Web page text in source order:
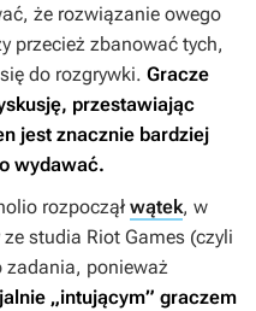
że rozwiązanie owego
przecież zbanować tych,
do rozgrywki. Gracze
przestawiając
jest znacznie bardziej
wydawać.
rozpoczął wątek, w
studia Riot Games (czyli
zadania, ponieważ
„intującym” graczem